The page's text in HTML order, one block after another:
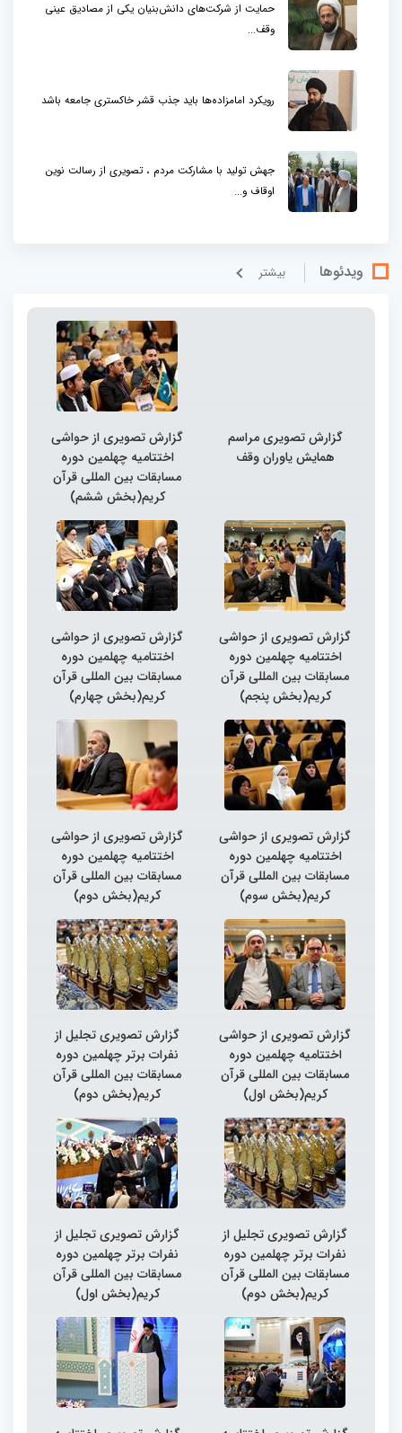
حمایت از شرکت‌های دانش‌بنیان یکی از مصادیق عینی
وقف...
رویکرد امامزاده‌ها باید جذب قشر خاکستری جامعه باشد
جهش تولید با مشارکت مردم ، تصویری از رسالت نوین
اوقاف و...
ویدئوها بيشتر
گزارش تصویری مراسم
همایش یاوران وقف
گزارش تصویری از حواشی
اختتامیه چهلمین دوره
مسابقات بین المللی قرآن
کریم(بخش ششم)
گزارش تصویری از حواشی
اختتامیه چهلمین دوره
مسابقات بین المللی قرآن
کریم(بخش پنجم)
گزارش تصویری از حواشی
اختتامیه چهلمین دوره
مسابقات بین المللی قرآن
کریم(بخش چهارم)
گزارش تصویری از حواشی
اختتامیه چهلمین دوره
مسابقات بین المللی قرآن
کریم(بخش سوم)
گزارش تصویری از حواشی
اختتامیه چهلمین دوره
مسابقات بین المللی قرآن
کریم(بخش دوم)
گزارش تصویری از حواشی
اختتامیه چهلمین دوره
مسابقات بین المللی قرآن
کریم(بخش اول)
گزارش تصویری تجلیل از
نفرات برتر چهلمین دوره
مسابقات بین المللی قرآن
کریم(بخش دوم)
گزارش تصویری تجلیل از
نفرات برتر چهلمین دوره
مسابقات بین المللی قرآن
کریم(بخش دوم)
گزارش تصویری تجلیل از
نفرات برتر چهلمین دوره
مسابقات بین المللی قرآن
کریم(بخش اول)